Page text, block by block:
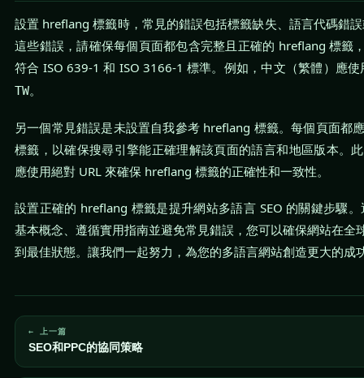
設置 hreflang 標籤時，常見的錯誤包括標籤缺失、語言代碼錯
這些錯誤，請確保每個頁面都包含完整且正確的 hreflang 標籤
符合 ISO 639-1 和 ISO 3166-1 標準。例如，中文（繁體）應
TW。
另一個常見錯誤是未設置自我參考 hreflang 標籤。每個頁面都
標籤，以確保搜尋引擎能正確理解該頁面的語言和地區版本。
應使用絕對 URL 來確保 hreflang 標籤的正確性和一致性。
設置正確的 hreflang 標籤是提升網站多語言 SEO 的關鍵步驟
基本概念、遵循實用指南並避免常見錯誤，您可以確保網站在全
到最佳狀態。讓我們一起努力，為您的多語言網站創造更大的成
← 上一篇
SEO和PPC的協同策略